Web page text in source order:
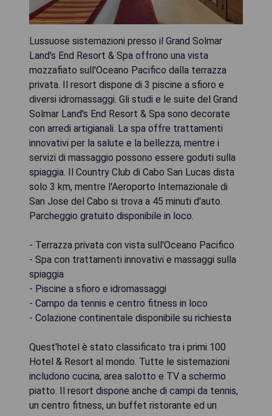
Lussuose sistemazioni presso il Grand Solmar
Land's End Resort & Spa offrono una vista
mozzafiato sull'Oceano Pacifico dalla terrazza
privata. Il resort dispone di 3 piscine a sfioro e
diversi idromassaggi. Gli studi e le suite del Grand
Solmar Land's End Resort & Spa sono decorate
con arredi artigianali. La spa offre trattamenti
innovativi per la salute e la bellezza, mentre i
servizi di massaggio possono essere goduti sulla
spiaggia. Il Country Club di Cabo San Lucas dista
solo 3 km, mentre l'Aeroporto Internazionale di
San Jose del Cabo si trova a 45 minuti d'auto.
Parcheggio gratuito disponibile in loco.
- Terrazza privata con vista sull'Oceano Pacifico
- Spa con trattamenti innovativi e massaggi sulla
spiaggia
- Piscine a sfioro e idromassaggi
- Campo da tennis e centro fitness in loco
- Colazione continentale disponibile su richiesta
Quest'hotel è stato classificato tra i primi 100
Hotel & Resort al mondo. Tutte le sistemazioni
includono cucina, area salotto e TV a schermo
piatto. Il resort dispone anche di campi da tennis,
un centro fitness, un buffet ristorante ed un